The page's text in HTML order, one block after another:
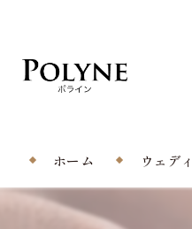
ホーム ウェデ